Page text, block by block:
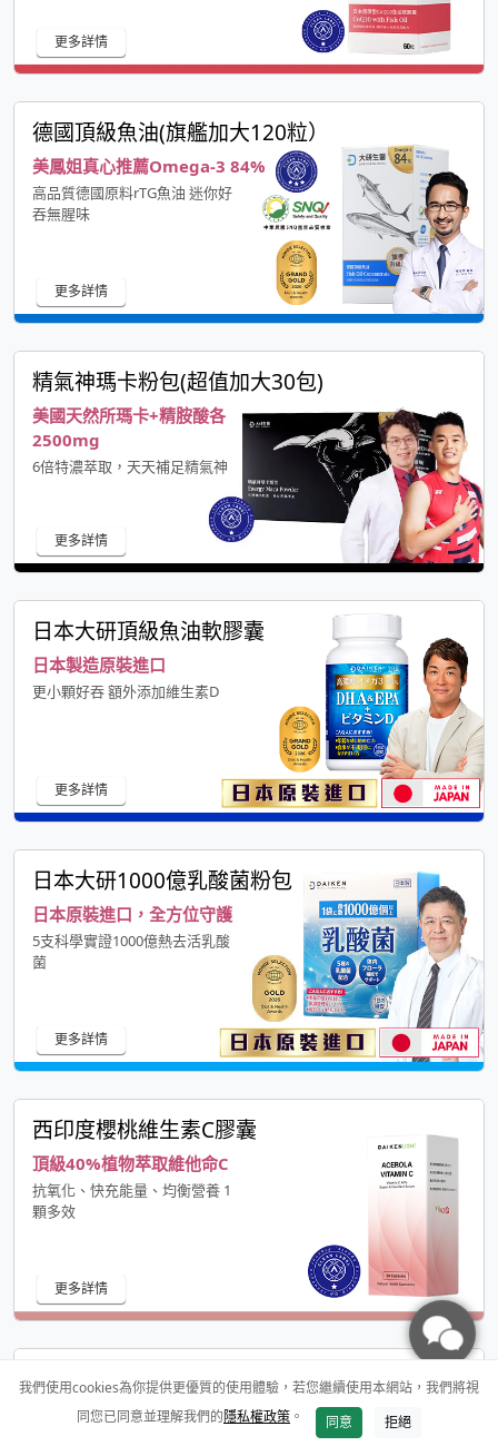
更多詳情
德國頂級魚油(旗艦加大120粒）
美鳳姐真心推薦Omega-3 84%
高品質德國原料rTG魚油 迷你好
吞無腥味
更多詳情
精氣神瑪卡粉包(超值加大30包)
美國天然所瑪卡+精胺酸各
2500mg
6倍特濃萃取，天天補足精氣神
更多詳情
日本大研頂級魚油軟膠囊
日本製造原裝進口
更小顆好吞 額外添加維生素D
更多詳情
日本大研1000億乳酸菌粉包
日本原裝進口，全方位守護
5支科學實證1000億熱去活乳酸
菌
更多詳情
西印度櫻桃維生素C膠囊
頂級40%植物萃取維他命C
抗氧化、快充能量、均衡營養 1
顆多效
更多詳情
頂級薑黃魚油軟膠囊
7 in 1全方位循環代謝
我們使用cookies為你提供更優質的使用體驗，若您繼續使用本網站，我們將視
同您已同意並理解我們的隱私權政策 。 同意 拒絕